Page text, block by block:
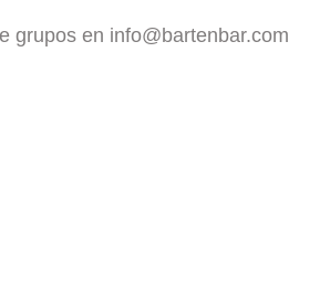
grupos en info@bartenbar.com